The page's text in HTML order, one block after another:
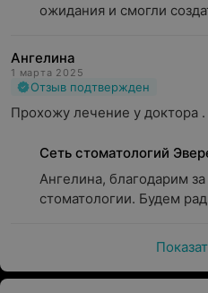
ожидания и смогли
Ангелина
1 марта 2025
Отзыв подтвержден
Прохожу лечение у доктора
Сеть стоматологий
Ангелина, благодарим
стоматологии. Будем